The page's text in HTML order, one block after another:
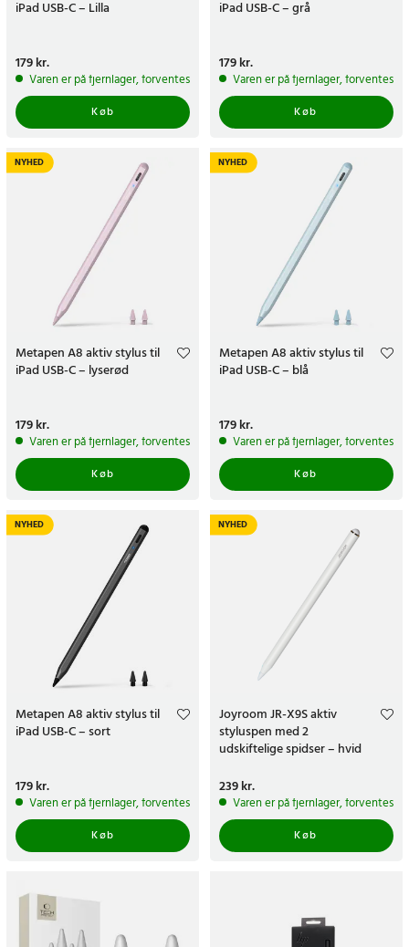
iPad USB-C – Lilla
Pris:179 kr.
179 kr.
Varen er på fjernlager, forventes at blive sendt inden for 5-7 hverdage
Køb
iPad USB-C – grå
Pris:179 kr.
179 kr.
Varen er på fjernlager, forventes
Køb
NYHED
Metapen A8 aktiv stylus til
iPad USB-C – lyserød
Pris:179 kr.
179 kr.
Varen er på fjernlager, forventes at blive sendt inden for 5-7 hverdage
Køb
NYHED
Metapen A8 aktiv stylus til
iPad USB-C – blå
Pris:179 kr.
179 kr.
Varen er på fjernlager, forventes
Køb
NYHED
Metapen A8 aktiv stylus til
iPad USB-C – sort
Pris:179 kr.
179 kr.
Varen er på fjernlager, forventes at blive sendt inden for 5-7 hverdage
Køb
NYHED
Joyroom JR-X9S aktiv
styluspen med 2
udskiftelige spidser – hvid
Pris:239 kr.
239 kr.
Varen er på fjernlager, forventes
Køb